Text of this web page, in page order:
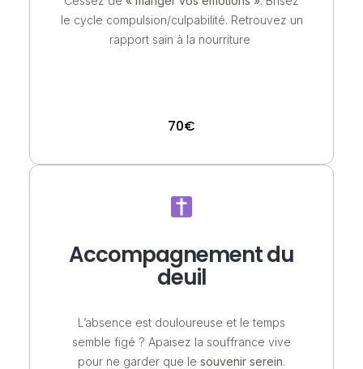
le cycle compulsion/culpabilité. Retrouvez un
rapport sain à la nourriture
70€
Accompagnement du
deuil
L’absence est douloureuse et le temps
semble figé ? Apaisez la souffrance vive
pour ne garder que le souvenir serein.